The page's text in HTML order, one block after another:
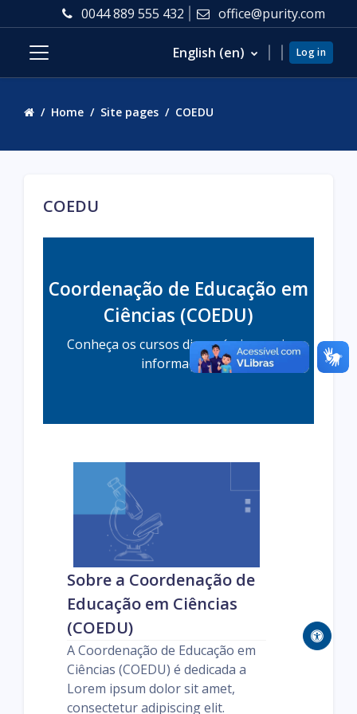
Skip to main content0044 889 555 432 office@purity.com
English ‎(en)‎ Log in
Home Site pages COEDU
COEDU
Coordenação de Educação em
Ciências (COEDU)
Conheça os cursos disponíveis e mais
informações
Sobre a Coordenação de
Educação em Ciências
(COEDU)
A Coordenação de Educação em
Ciências (COEDU) é dedicada a
Lorem ipsum dolor sit amet,
consectetur adipiscing elit.